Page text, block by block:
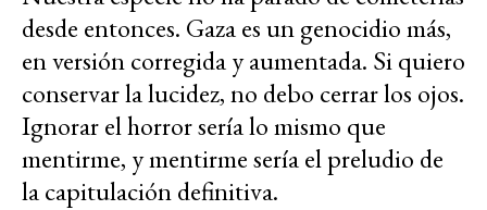
desde entonces. Gaza es un genocidio más,
en versión corregida y aumentada. Si quiero
conservar la lucidez, no debo cerrar los ojos.
Ignorar el horror sería lo mismo que
mentirme, y mentirme sería el preludio de
la capitulación definitiva.